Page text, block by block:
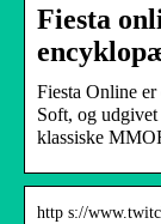
Fiesta
Fiesta Online
Soft, og
klassiske
http s://